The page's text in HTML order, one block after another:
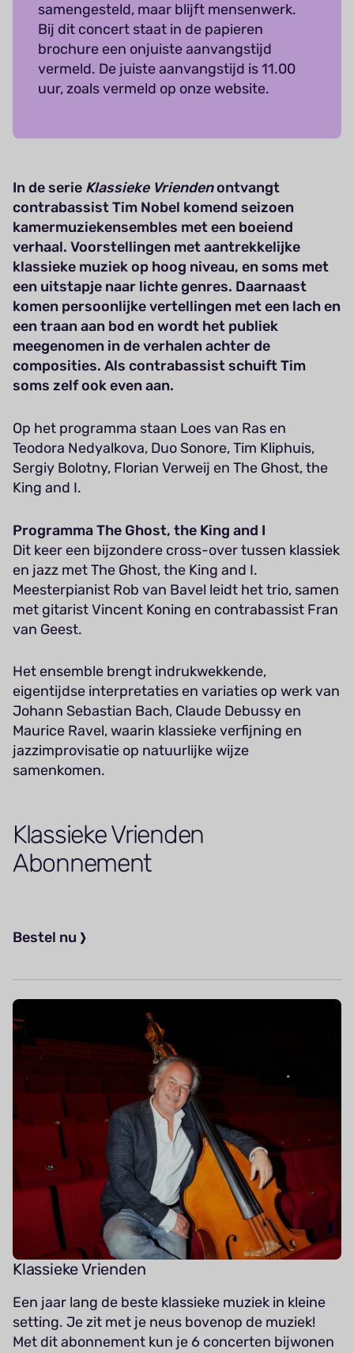
samengesteld, maar blijft mensenwerk.
Bij dit concert staat in de papieren
brochure een onjuiste aanvangstijd
vermeld. De juiste aanvangstijd is 11.00
uur, zoals vermeld op onze website.
In de serie Klassieke Vriendenontvangt
contrabassist Tim Nobel komend seizoen
kamermuziekensembles met een boeiend
verhaal. Voorstellingen met aantrekkelijke
klassieke muziek op hoog niveau, en soms met
een uitstapje naar lichte genres. Daarnaast
komen persoonlijke vertellingen met een lach en
een traan aan bod en wordt het publiek
meegenomen in de verhalen achter de
composities. Als contrabassist schuift Tim
soms zelf ook even aan.
Op het programma staan Loes van Ras en
Teodora Nedyalkova, Duo Sonore, Tim Kliphuis,
Sergiy Bolotny, Florian Verweij en The Ghost, the
King and I.
Programma The Ghost, the King and I
Dit keer een bijzondere cross-over tussen klassiek
en jazz met The Ghost, the King and I.
Meesterpianist Rob van Bavel leidt het trio, samen
met gitarist Vincent Koning en contrabassist Fran
van Geest.
Het ensemble brengt indrukwekkende,
eigentijdse interpretaties en variaties op werk van
Johann Sebastian Bach, Claude Debussy en
Maurice Ravel, waarin klassieke verfijning en
jazzimprovisatie op natuurlijke wijze
samenkomen.
Klassieke Vrienden
Abonnement
Bestel nu
Klassieke Vrienden
Een jaar lang de beste klassieke muziek in kleine
setting. Je zit met je neus bovenop de muziek!
Met dit abonnement kun je 6 concerten bijwonen